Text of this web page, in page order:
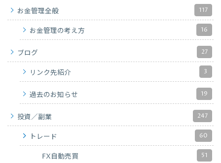
お金管理全般 117
お金管理の考え方 16
ブログ 27
リンク先紹介 3
過去のお知らせ 19
投資／副業 247
トレード 60
FX自動売買 51